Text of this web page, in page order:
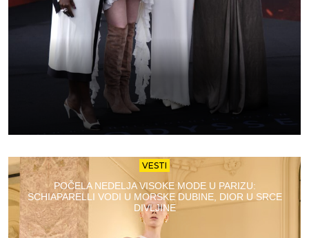
VESTI
POČELA NEDELJA VISOKE MODE U PARIZU:
SCHIAPARELLI VODI U MORSKE DUBINE, DIOR U SRCE
DIVLJINE